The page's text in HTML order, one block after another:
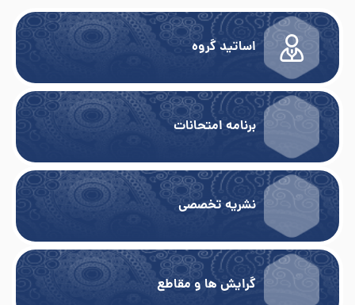
اساتید گروه
برنامه امتحانات
نشریه تخصصی
گرایش ها و مقاطع